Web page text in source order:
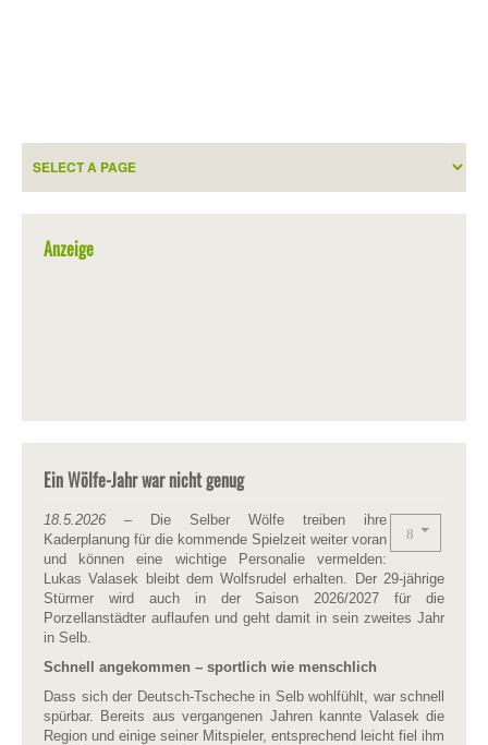
Anzeige
Ein Wölfe-Jahr war nicht genug
18.5.2026 – Die Selber Wölfe treiben ihre
Kaderplanung für die kommende Spielzeit weiter voran
und können eine wichtige Personalie vermelden:
Lukas Valasek bleibt dem Wolfsrudel erhalten. Der 29-jährige
Stürmer wird auch in der Saison 2026/2027 für die
Porzellanstädter auflaufen und geht damit in sein zweites Jahr
in Selb.
Schnell angekommen – sportlich wie menschlich
Dass sich der Deutsch-Tscheche in Selb wohlfühlt, war schnell
spürbar. Bereits aus vergangenen Jahren kannte Valasek die
Region und einige seiner Mitspieler, entsprechend leicht fiel ihm